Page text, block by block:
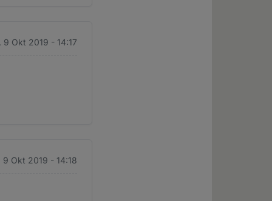
9 Okt 2019 - 14:17
9 Okt 2019 - 14:18